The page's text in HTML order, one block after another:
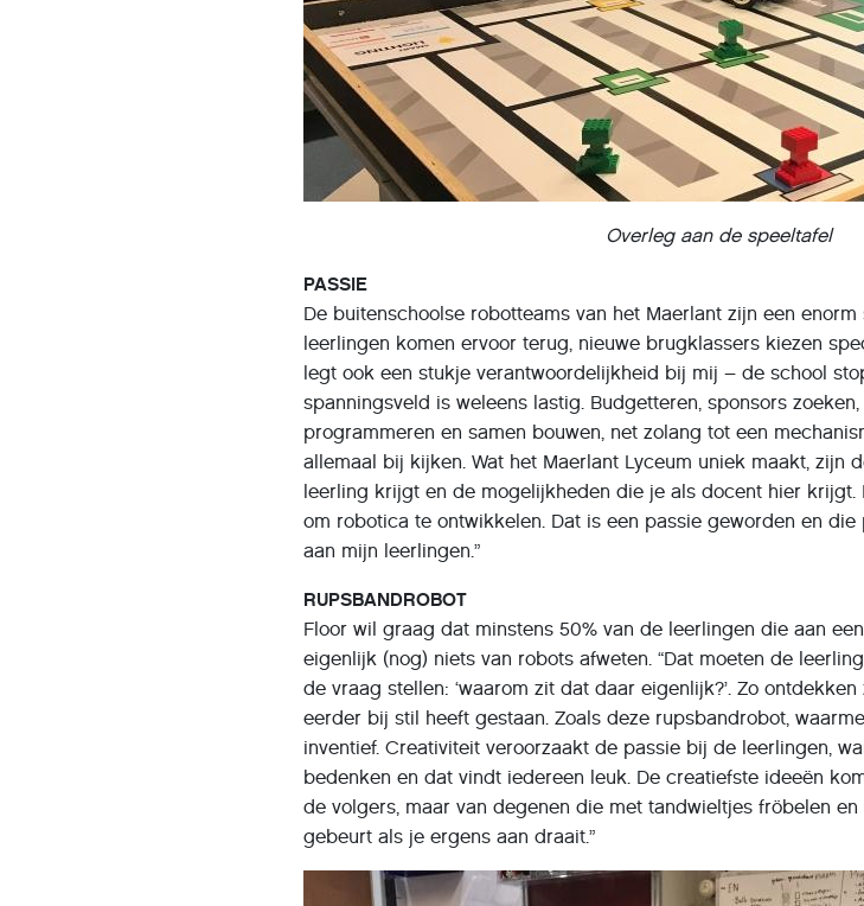
Overleg aan de speeltafel
PASSIE
De buitenschoolse robotteams van het Maerlant zijn een enorm
leerlingen komen ervoor terug, nieuwe brugklassers kiezen
legt ook een stukje verantwoordelijkheid bij mij – de school
spanningsveld is weleens lastig. Budgetteren, sponsors
programmeren en samen bouwen, net zolang tot een
allemaal bij kijken. Wat het Maerlant Lyceum uniek maakt, zijn
leerling krijgt en de mogelijkheden die je als docent hier krijgt.
om robotica te ontwikkelen. Dat is een passie geworden en
aan mijn leerlingen.”
RUPSBANDROBOT
Floor wil graag dat minstens 50% van de leerlingen die aan
eigenlijk (nog) niets van robots afweten. “Dat moeten de
de vraag stellen: ‘waarom zit dat daar eigenlijk?’. Zo
eerder bij stil heeft gestaan. Zoals deze rupsbandrobot,
inventief. Creativiteit veroorzaakt de passie bij de leerlingen,
bedenken en dat vindt iedereen leuk. De creatiefste ideeën
de volgers, maar van degenen die met tandwieltjes fröbelen
gebeurt als je ergens aan draait.”